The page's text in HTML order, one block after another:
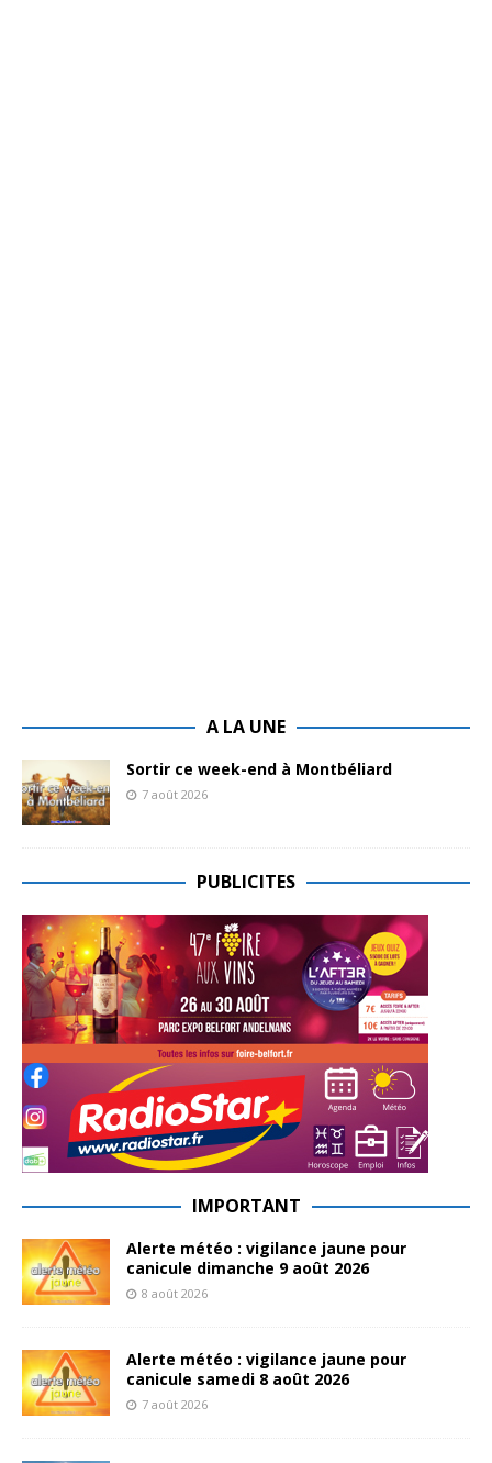
A LA UNE
Sortir ce week-end à Montbéliard
7 août 2026
PUBLICITES
IMPORTANT
Alerte météo : vigilance jaune pour
canicule dimanche 9 août 2026
8 août 2026
Alerte météo : vigilance jaune pour
canicule samedi 8 août 2026
7 août 2026